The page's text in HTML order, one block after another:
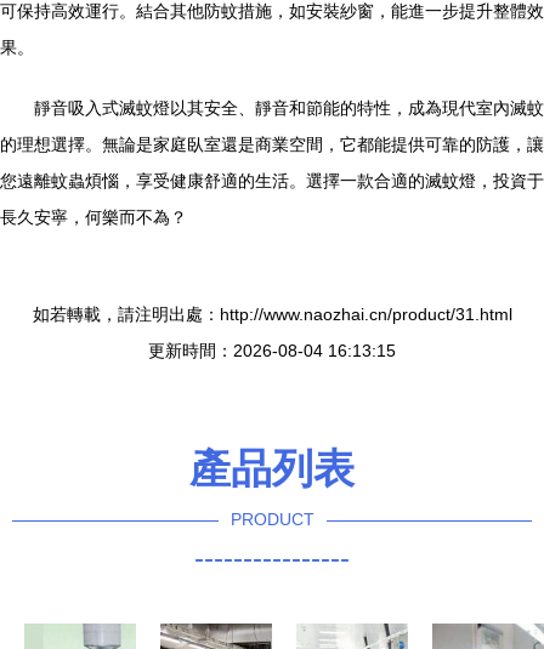
可保持高效運行。結合其他防蚊措施，如安裝紗窗，能進一步提升整體效
果。
靜音吸入式滅蚊燈以其安全、靜音和節能的特性，成為現代室內滅蚊
的理想選擇。無論是家庭臥室還是商業空間，它都能提供可靠的防護，讓
您遠離蚊蟲煩惱，享受健康舒適的生活。選擇一款合適的滅蚊燈，投資于
長久安寧，何樂而不為？
如若轉載，請注明出處：http://www.naozhai.cn/product/31.html
更新時間：2026-08-04 16:13:15
產品列表
PRODUCT
----------------